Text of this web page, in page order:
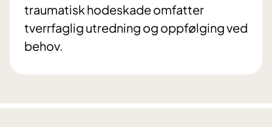
traumatisk hodeskade omfatter
tverrfaglig utredning og oppfølging ved
behov.